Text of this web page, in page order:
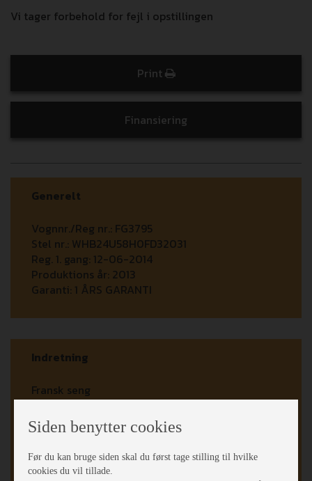
Vi tager forbehold for fejl i opstillingen
Print
Finansiering
Generelt
Vognnr./Reg nr.: FG3795
Stel nr.: WHB24U58H0FD32031
Reg. 1. gang: 12-06-2014
Produktions år: 2013
Garanti: 1 ÅRS GARANTI
Indretning
Fransk seng
Dobbeltseng
Springmadrasser
Hæve/sænkebord
Rundsiddegruppe
Kassettegardiner
Siden benytter cookies
Før du kan bruge siden skal du først tage stilling til hvilke
cookies du vil tillade.